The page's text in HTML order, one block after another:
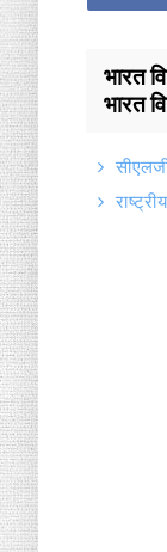
भारत
भारत